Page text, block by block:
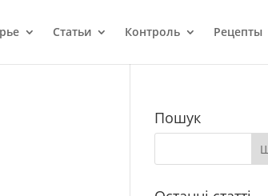
Статьи Контроль Рецепты
Пошук